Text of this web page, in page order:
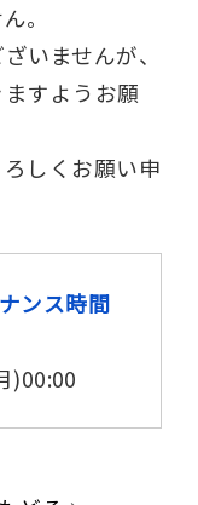
。
いませんが、
すようお願
しくお願い申
ンス時間
)00:00